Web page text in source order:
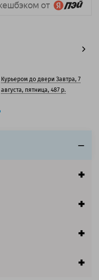
Курьером до двери Завтра, 7
августа, пятница, 487 р.